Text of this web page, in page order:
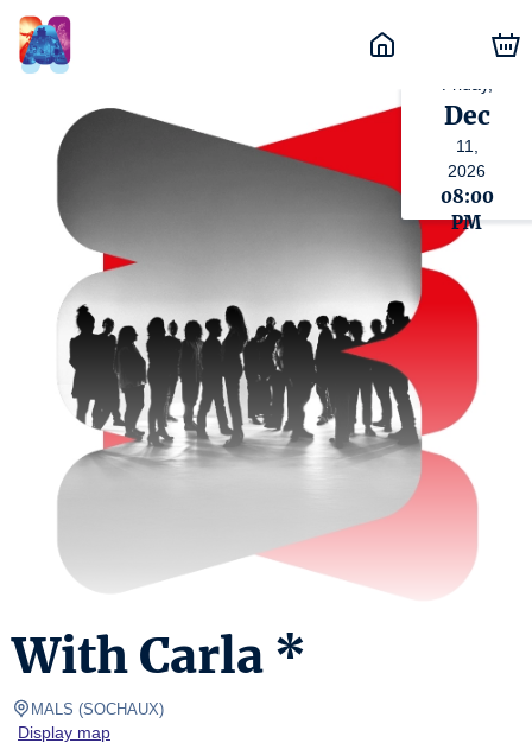
Dec
11,
2026
08:00
PM
With Carla *
MALS (SOCHAUX)
Display map